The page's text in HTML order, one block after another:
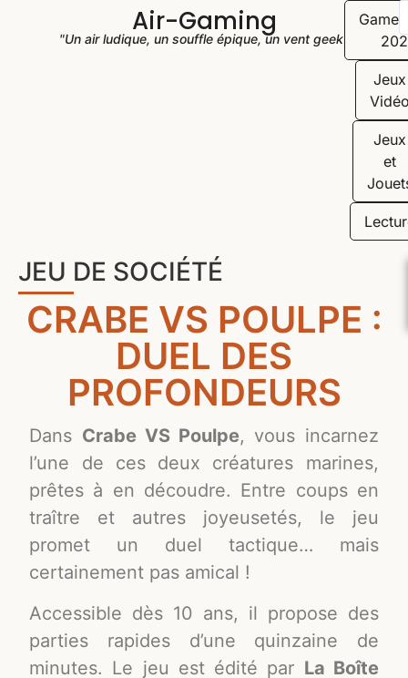
Air-Gaming
"Un air ludique, un souffle épique, un vent geek"
Jeux
Jeux
et
JEU DE SOCIÉTÉ
CRABE VS POULPE :
DUEL DES
PROFONDEURS
Dans Crabe VS Poulpe, vous incarnez
l’une de ces deux créatures marines,
prêtes à en découdre. Entre coups en
traître et autres joyeusetés, le jeu
promet un duel tactique… mais
certainement pas amical !
Accessible dès 10 ans, il propose des
parties rapides d’une quinzaine de
minutes. Le jeu est édité par La Boîte